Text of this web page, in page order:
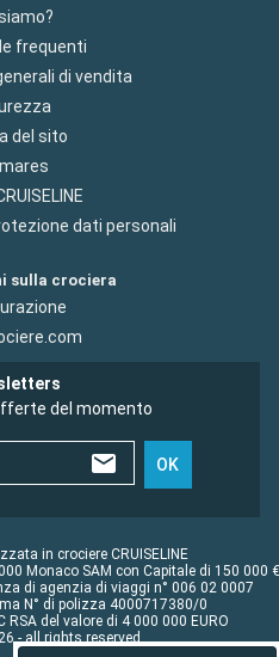
frequenti
di vendita
del sito
dati personali
sulla crociera
del momento
OK
in crociere CRUISELINE
Monaco SAM con Capitale di 150 000 €
di agenzia di viaggi n° 006 02 0007
N° di polizza 4000717380/0
RSA del valore di 4 000 000 EURO
- all rights reserved